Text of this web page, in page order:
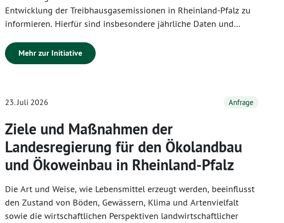
Entwicklung der Treibhausgasemissionen in Rheinland-Pfalz zu
informieren. Hierfür sind insbesondere jährliche Daten und
allgemeinen Umsetzungsstands der Klimaschutzmaßnahmen
sowie gegebenenfalls weitergehende Gutachten von zentraler
und rechtzeitig nachzusteuern.
Mehr zur Initiative
23. Juli 2026 Anfrage
Ziele und Maßnahmen der
Landesregierung für den Ökolandbau
und Ökoweinbau in Rheinland-Pfalz
Die Art und Weise, wie Lebensmittel erzeugt werden, beeinflusst
den Zustand von Böden, Gewässern, Klima und Artenvielfalt
sowie die wirtschaftlichen Perspektiven landwirtschaftlicher